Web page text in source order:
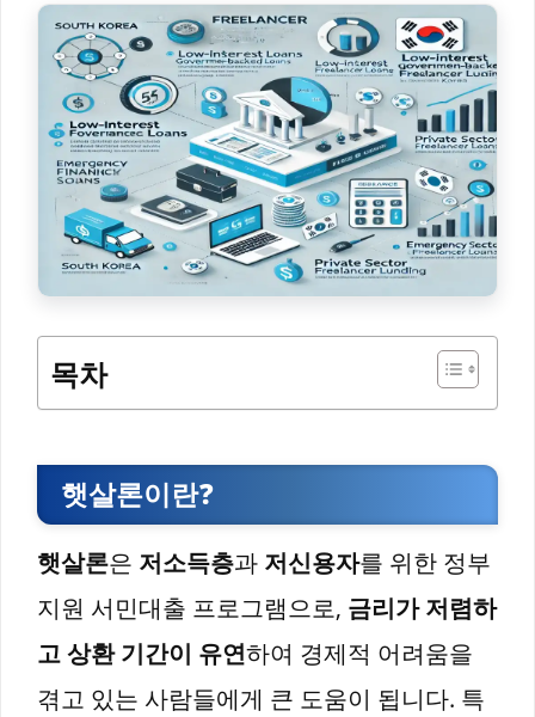
목차
햇살론이란?
햇살론은 저소득층과 저신용자를 위한 정부
지원 서민대출 프로그램으로, 금리가 저렴하
고 상환 기간이 유연하여 경제적 어려움을
겪고 있는 사람들에게 큰 도움이 됩니다. 특